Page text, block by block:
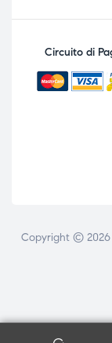
Circuito di
Copyright © 2026